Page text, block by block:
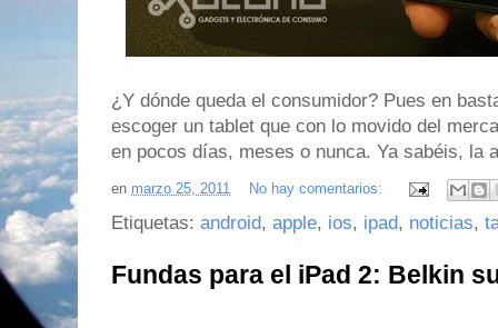
¿Y dónde queda el consumidor? Pues en
escoger un tablet que con lo movido del
en pocos días, meses o nunca. Ya sabéis, la
en marzo 25, 2011 No hay comentarios:
Etiquetas: android, apple, ios, ipad, noticias,
Fundas para el iPad 2: Belkin